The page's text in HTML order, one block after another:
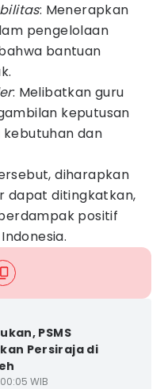
: Menerapkan
pengelolaan
bantuan
: Melibatkan guru
keputusan
dan
diharapkan
dapat ditingkatkan,
positif
PSMS
Persiraja di
WIB